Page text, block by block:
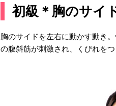
初級＊胸のサイ
胸のサイドを左右に動かす動き
の腹斜筋が刺激され、くびれをつ